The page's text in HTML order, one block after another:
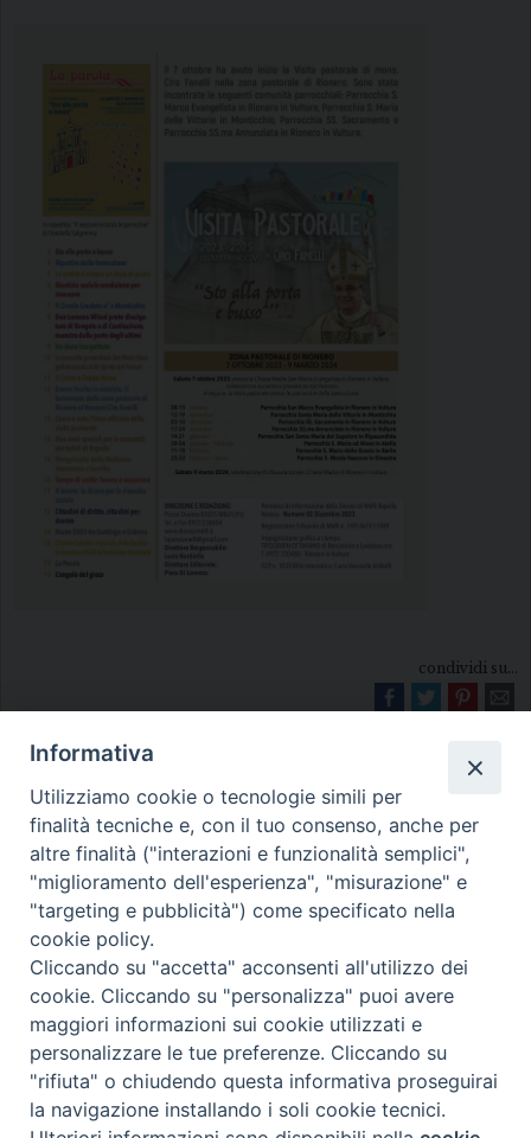
condividi su...
Diocesi di Melfi Rapolla Venosa
• Largo Duomo, 12 - 85025 MELFI (PZ) •
Tel. 0972238604
PEC ufficiale della Diocesi:
diocesi.melfi_rapolla_venosa@legalmail.it
Informativa
Utilizziamo cookie o tecnologie simili per
finalità tecniche e, con il tuo consenso, anche per
altre finalità ("interazioni e funzionalità semplici",
"miglioramento dell'esperienza", "misurazione" e
"targeting e pubblicità") come specificato nella
cookie policy.
Cliccando su "accetta" acconsenti all'utilizzo dei
cookie. Cliccando su "personalizza" puoi avere
maggiori informazioni sui cookie utilizzati e
personalizzare le tue preferenze. Cliccando su
"rifiuta" o chiudendo questa informativa proseguirai
la navigazione installando i soli cookie tecnici.